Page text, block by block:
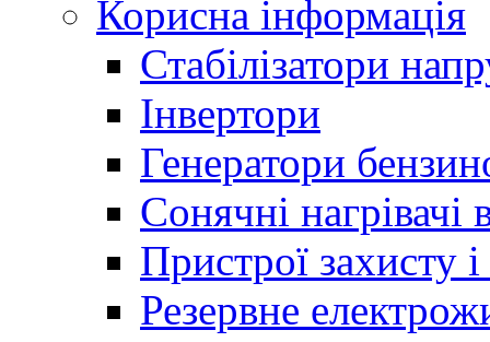
Корисна інформація
Стабілізатори
Інвертори
Генератори
Сонячні нагрівачі
Пристрої захисту і
Резервне